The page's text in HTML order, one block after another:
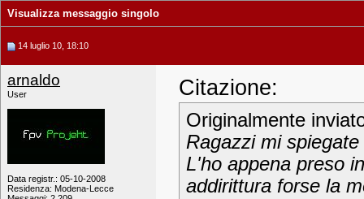
Visualizza messaggio singolo
14 luglio 10, 18:10
arnaldo
User
Data registr.: 05-10-2008
Residenza: Modena-Lecce
Citazione:
Originalmente
Ragazzi mi
L'ho appena preso
addirittura forse la